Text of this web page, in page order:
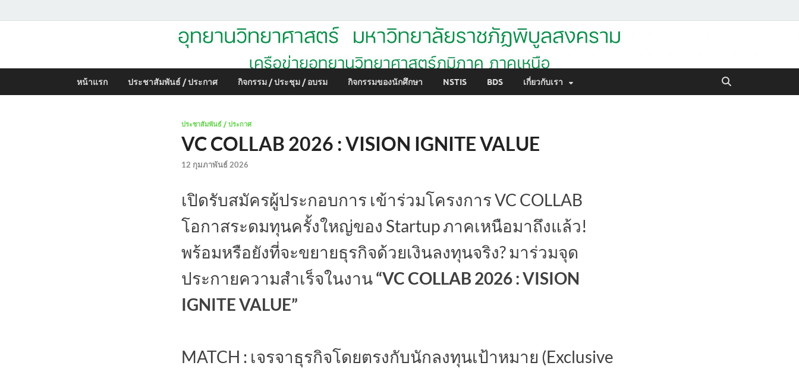
อุทยานวิทยาศาสตร์ มหาวิทยาลัยราชภัฏพิบูลสงคราม
หน้าแรก ประชาสัมพันธ์ / ประกาศ กิจกรรม / ประชุม / อบรม กิจกรรมของนักศึกษา NSTIS BDS เกี่ยวกับเรา
ประชาสัมพันธ์ / ประกาศ
VC COLLAB 2026 : VISION IGNITE VALUE
12 กุมภาพันธ์ 2026
เปิดรับสมัครผู้ประกอบการ เข้าร่วมโครงการ VC COLLAB
โอกาสระดมทุนครั้งใหญ่ของ Startup ภาคเหนือมาถึงแล้ว!
พร้อมหรือยังที่จะขยายธุรกิจด้วยเงินลงทุนจริง? มาร่วมจุด
ประกายความสำเร็จในงาน“VC COLLAB 2026 : VISION
IGNITE VALUE”
MATCH : เจรจาธุรกิจโดยตรงกับนักลงทุนเป้าหมาย (Exclusive